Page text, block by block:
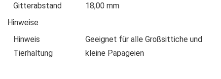
Gitterabstand
18,00 mm
Hinweise
Hinweis
Tierhaltung
Geeignet für alle Großsittiche und
kleine Papageien